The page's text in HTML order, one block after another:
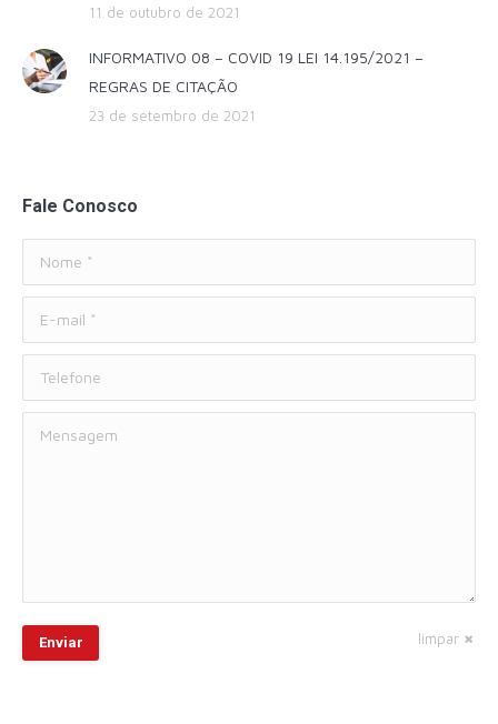
11 de outubro de 2021
INFORMATIVO 08 – COVID 19 LEI 14.195/2021 –
REGRAS DE CITAÇÃO
23 de setembro de 2021
Fale Conosco
Telefone
Enviar limpar